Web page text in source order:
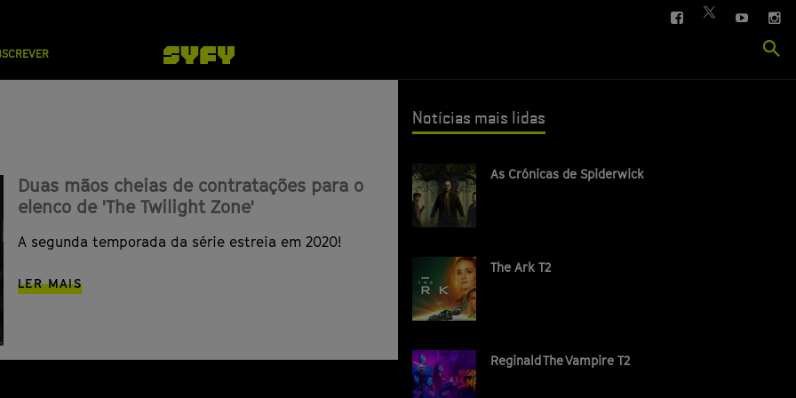
FACEBOOK
TWITTER
YOUTUBE
Duas mãos cheias de contratações para o
elenco de 'The Twilight Zone'
A segunda temporada da série estreia em 2020!
LER MAIS
Notícias mais lidas
As Crónicas de Spiderwick
The Ark T2
Reginald The Vampire T2